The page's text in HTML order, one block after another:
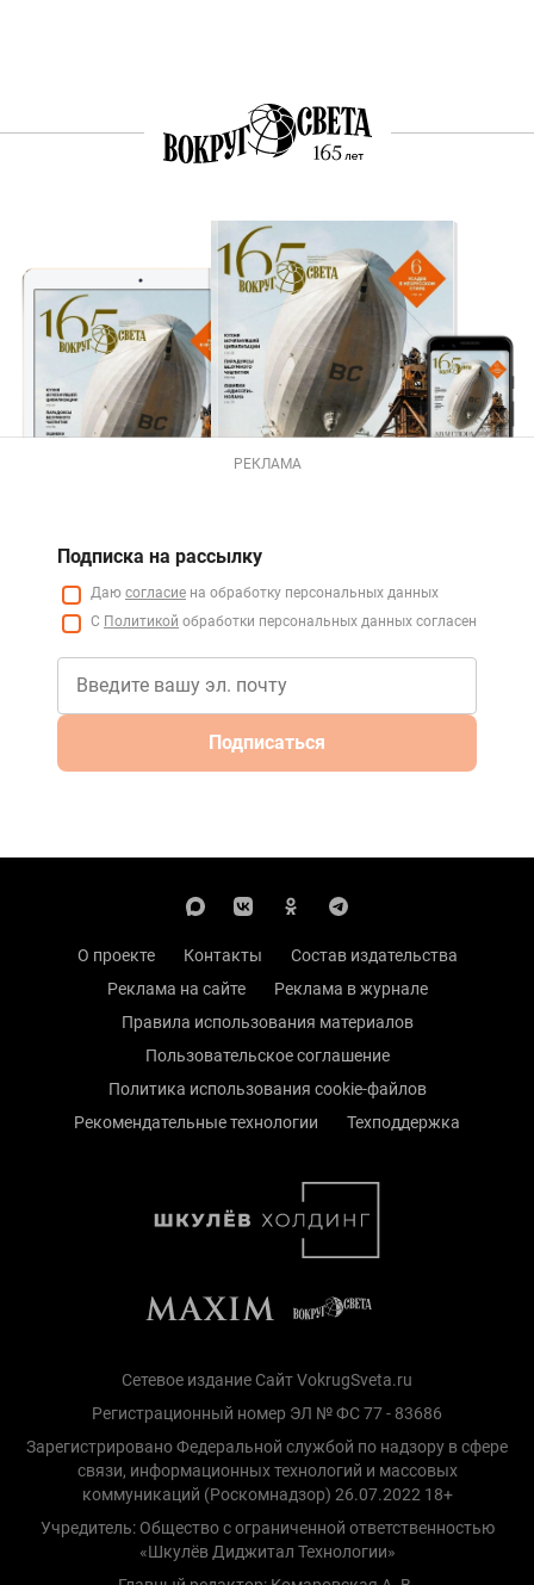
РЕКЛАМА
Подписка на рассылку
Даю согласие на обработку персональных данных
С Политикой обработки персональных данных согласен
Подписаться
О проекте Контакты
Состав издательства
Реклама на сайте
Реклама в журнале
Правила использования материалов
Пользовательское соглашение
Политика использования cookie-файлов
Рекомендательные технологии
Техподдержка
Сетевое издание Сайт VokrugSveta.ru
Регистрационный номер ЭЛ № ФС 77 - 83686
Зарегистрировано Федеральной службой по надзору в сфере
связи, информационных технологий и массовых
коммуникаций (Роскомнадзор) 26.07.2022 18+
Учредитель: Общество с ограниченной ответственностью
«Шкулёв Диджитал Технологии»